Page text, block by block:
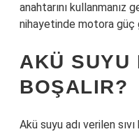
anahtarını kullanmanız
nihayetinde motora
AKÜ SUYU
BOŞALIR?
Akü suyu adı verilen